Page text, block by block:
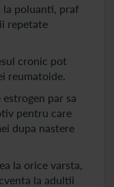
la poluanti, praf
repetate
cronic pot
reumatoide.
par sa
pentru care
dupa nastere
la orice varsta,
la adultii